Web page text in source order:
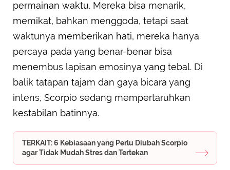
permainan waktu. Mereka bisa menarik,
memikat, bahkan menggoda, tetapi saat
waktunya memberikan hati, mereka hanya
percaya pada yang benar-benar bisa
menembus lapisan emosinya yang tebal. Di
balik tatapan tajam dan gaya bicara yang
intens, Scorpio sedang mempertaruhkan
kestabilan batinnya.
TERKAIT: 6 Kebiasaan yang Perlu Diubah Scorpio
agar Tidak Mudah Stres dan Tertekan